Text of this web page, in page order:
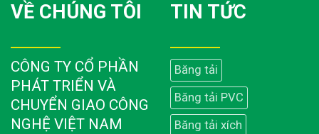
VỀ CHÚNG TÔI
CÔNG TY CỔ PHẦN
PHÁT TRIỂN VÀ
CHUYỂN GIAO CÔNG
NGHỆ VIỆT NAM
TIN TỨC
Băng tải
Băng tải PVC
Băng tải xích